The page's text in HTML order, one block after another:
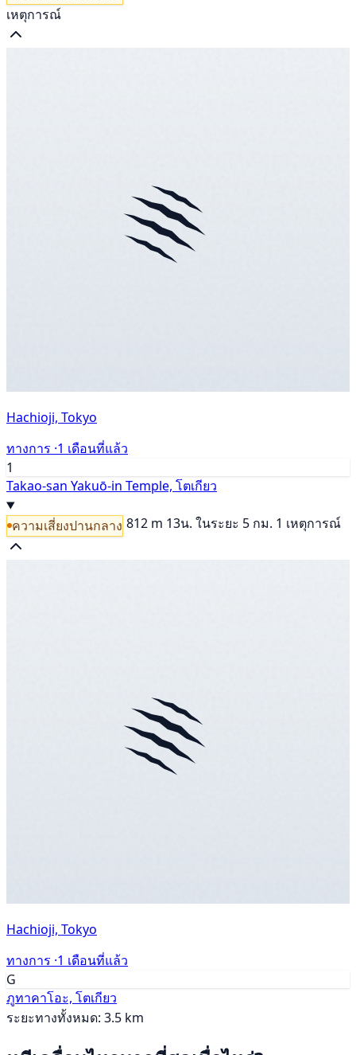
เหตุการณ์
Hachioji, Tokyo
ทางการ ·1 เดือนที่แล้ว
1
Takao-san Yakuō-in Temple, โตเกียว
ความเสี่ยงปานกลาง 812 m 13น. ในระยะ 5 กม. 1 เหตุการณ์
Hachioji, Tokyo
ทางการ ·1 เดือนที่แล้ว
G
ภูทาคาโอะ, โตเกียว
ระยะทางทั้งหมด: 3.5 km